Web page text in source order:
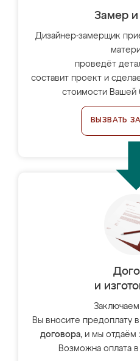
Замер и
Дизайнер-замерщик
проведёт
составит проект и
стоимости Вашей
ВЫЗВАТЬ
и
Вы вносите предоплату
договора, и мы отдаём
Возможна оплата